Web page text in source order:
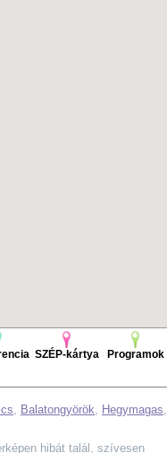
SZÉP-kártya Programok
, Balatongyörök, Hegymagas,
hibát talál, szívesen